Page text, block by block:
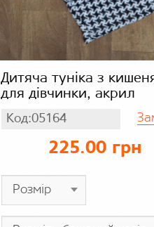
Дитяча туніка з
для дівчинки, акрил
Код:05164
225.00 грн